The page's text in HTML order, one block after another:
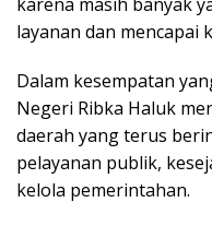
layanan dan mencapai
Dalam kesempatan
Negeri Ribka Haluk
daerah yang terus
pelayanan publik,
kelola pemerintahan.